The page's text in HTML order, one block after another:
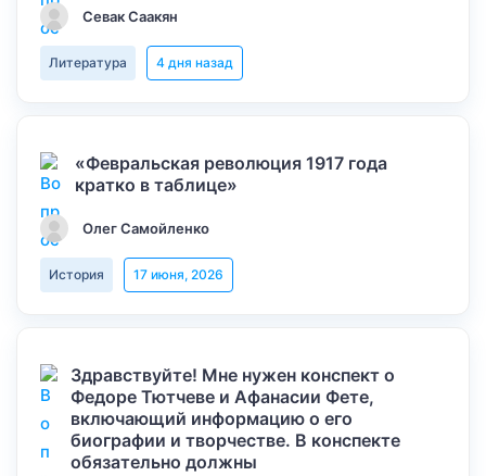
Севак Саакян
Литература 4 дня назад
«Февральская революция 1917 года
кратко в таблице»
Олег Самойленко
История 17 июня, 2026
Здравствуйте! Мне нужен конспект о
Федоре Тютчеве и Афанасии Фете,
включающий информацию о его
биографии и творчестве. В конспекте
обязательно должны